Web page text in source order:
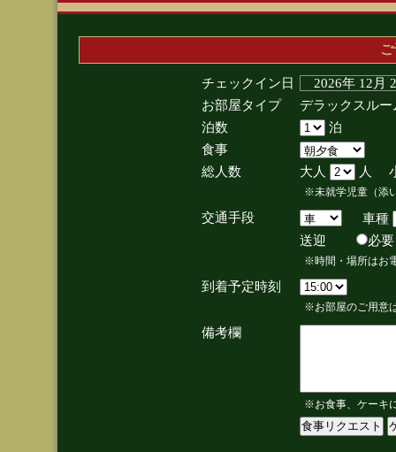
チェックイン日
2026年 12
お部屋タイプ
デラックスル
泊数
泊
食事
総人数
大人 人
※未就学児童（添
交通手段
車種
送迎
※時間・場所はお
到着予定時刻
※お部屋のご用意
備考欄
※お食事、ケーキ